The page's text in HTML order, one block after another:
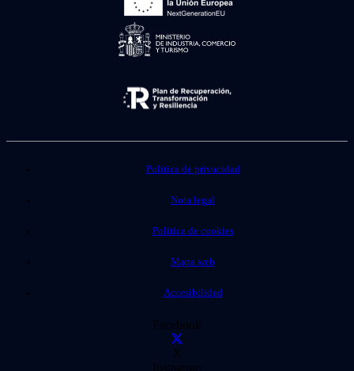
Política de privacidad
Nota legal
Política de cookies
Mapa web
Accesibilidad
Facebook
X
Instagram